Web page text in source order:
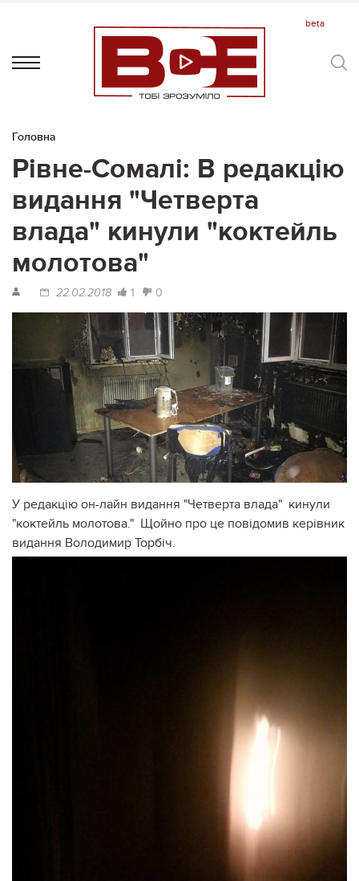
Головна
Рівне-Сомалі: В редакцію
видання "Четверта
влада" кинули "коктейль
молотова"
22.02.2018 1 0
У редакцію он-лайн видання "Четверта влада" кинули
"коктейль молотова." Щойно про це повідомив керівник
видання Володимир Торбіч.